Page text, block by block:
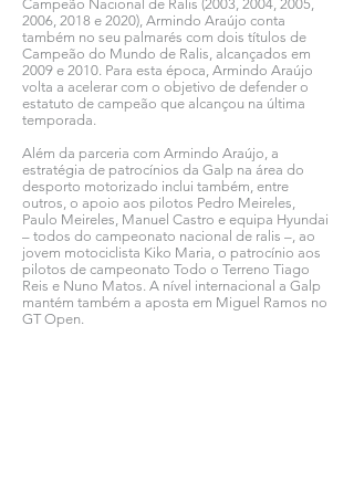
Campeão Nacional de Ralis (2003, 2004, 2005,
2006, 2018 e 2020), Armindo Araújo conta
também no seu palmarés com dois títulos de
Campeão do Mundo de Ralis, alcançados em
2009 e 2010. Para esta época, Armindo Araújo
volta a acelerar com o objetivo de defender o
estatuto de campeão que alcançou na última
temporada.
Além da parceria com Armindo Araújo, a
estratégia de patrocínios da Galp na área do
desporto motorizado inclui também, entre
outros, o apoio aos pilotos Pedro Meireles,
Paulo Meireles, Manuel Castro e equipa Hyundai
– todos do campeonato nacional de ralis –, ao
jovem motociclista Kiko Maria, o patrocínio aos
pilotos de campeonato Todo o Terreno Tiago
Reis e Nuno Matos. A nível internacional a Galp
mantém também a aposta em Miguel Ramos no
GT Open.